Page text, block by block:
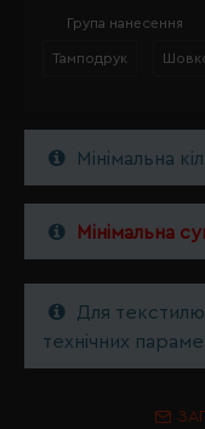
Група нанесення
Тамподрук
Мінімальна
Мінімальна
Для
технічних